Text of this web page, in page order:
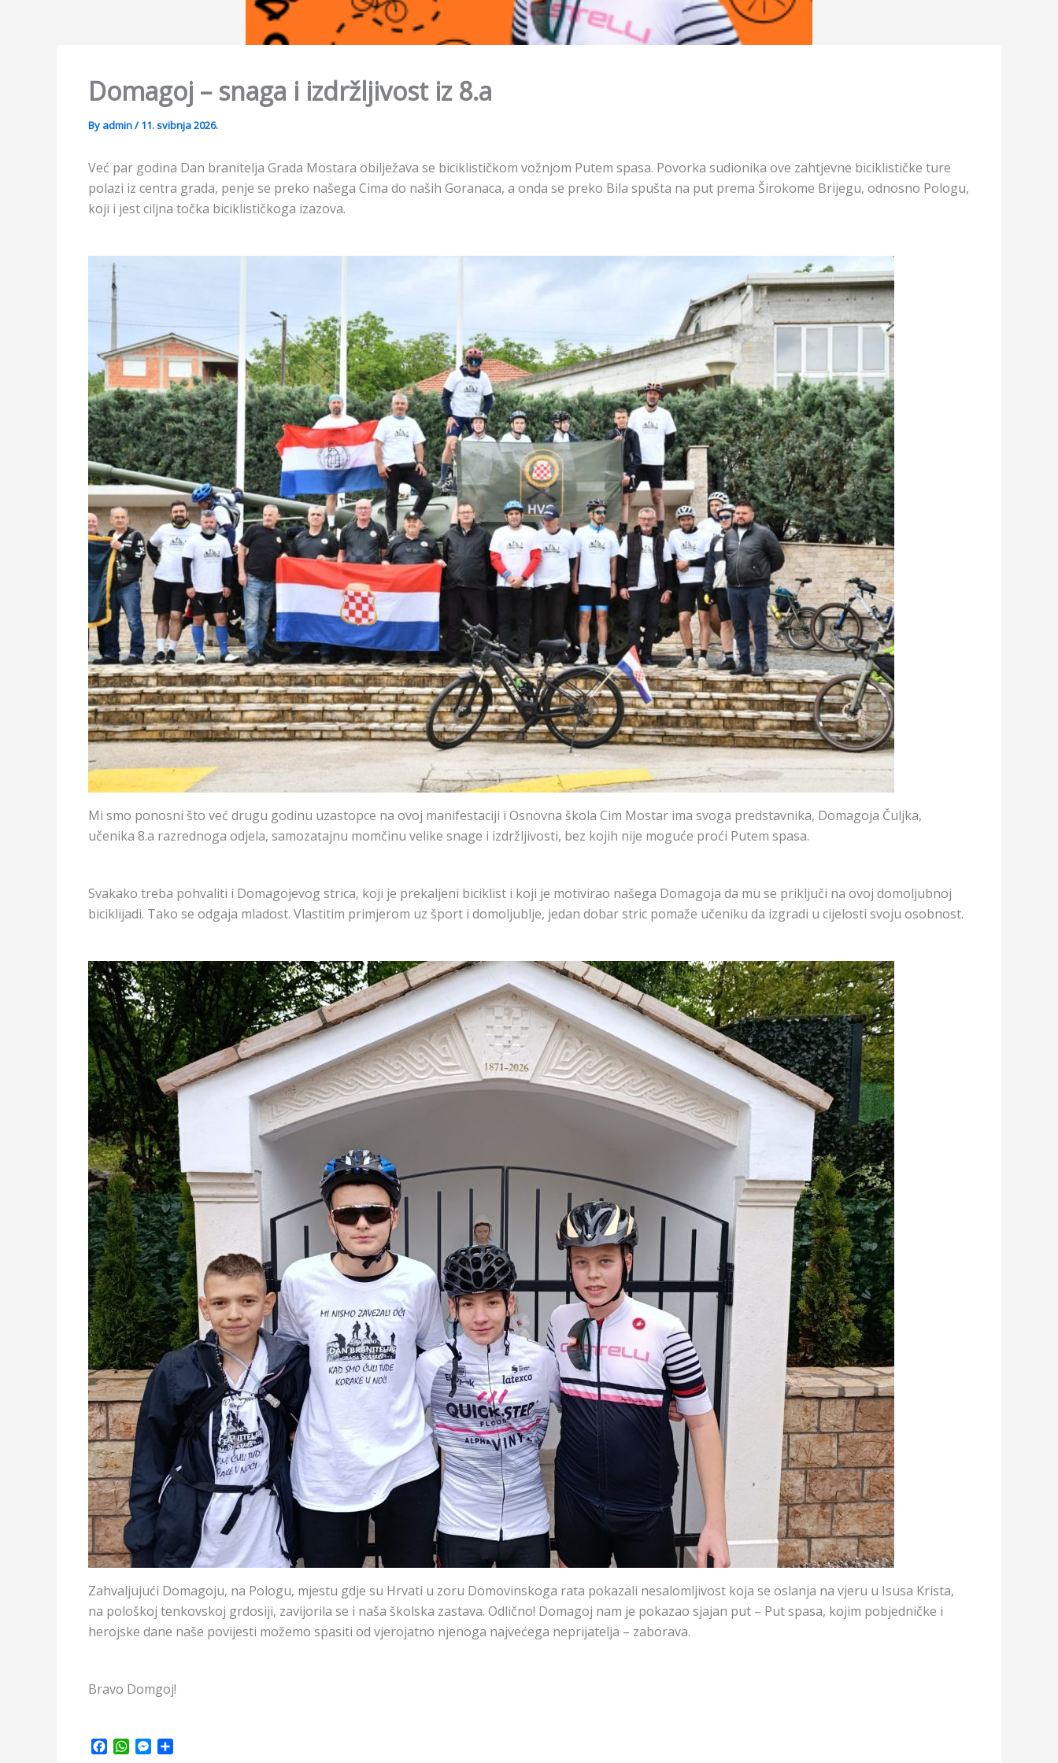
Domagoj – snaga i izdržljivost iz 8.a
By admin/11. svibnja 2026.
Već par godina Dan branitelja Grada Mostara obilježava se biciklističkom vožnjom Putem spasa. Povorka sudionika ove zahtjevne biciklističke ture
polazi iz centra grada, penje se preko našega Cima do naših Goranaca, a onda se preko Bila spušta na put prema Širokome Brijegu, odnosno Pologu,
koji i jest ciljna točka biciklističkoga izazova.
Mi smo ponosni što već drugu godinu uzastopce na ovoj manifestaciji i Osnovna škola Cim Mostar ima svoga predstavnika, Domagoja Čuljka,
učenika 8.a razrednoga odjela, samozatajnu momčinu velike snage i izdržljivosti, bez kojih nije moguće proći Putem spasa.
Svakako treba pohvaliti i Domagojevog strica, koji je prekaljeni biciklist i koji je motivirao našega Domagoja da mu se priključi na ovoj domoljubnoj
biciklijadi. Tako se odgaja mladost. Vlastitim primjerom uz šport i domoljublje, jedan dobar stric pomaže učeniku da izgradi u cijelosti svoju osobnost.
Zahvaljujući Domagoju, na Pologu, mjestu gdje su Hrvati u zoru Domovinskoga rata pokazali nesalomljivost koja se oslanja na vjeru u Isusa Krista,
na pološkoj tenkovskoj grdosiji, zavijorila se i naša školska zastava. Odlično! Domagoj nam je pokazao sjajan put – Put spasa, kojim pobjedničke i
herojske dane naše povijesti možemo spasiti od vjerojatno njenoga najvećega neprijatelja – zaborava.
Bravo Domgoj!
W
M